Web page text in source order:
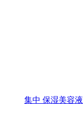
集中 保湿美容液